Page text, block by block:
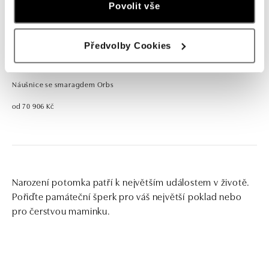
Povolit vše
Předvolby Cookies
Náušnice se smaragdem Orbs
od 70 906 Kč
Narození potomka patří k největším událostem v životě.
Pořiďte památeční šperk pro váš největší poklad nebo
pro čerstvou maminku.